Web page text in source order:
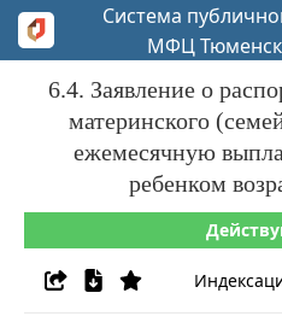
Система
МФЦ
6.4. Заявление о
материнского
ежемесячную
ребенком